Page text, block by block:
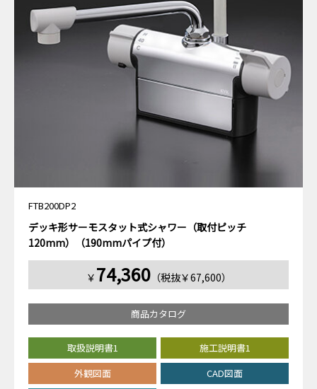
FTB200DP2
デッキ形サーモスタット式シャワー（取付ピッチ
120mm）（190mmパイプ付）
￥ 74,360（税抜￥67,600）
商品カタログ
取扱説明書1
施工説明書1
外観図面
CAD図面